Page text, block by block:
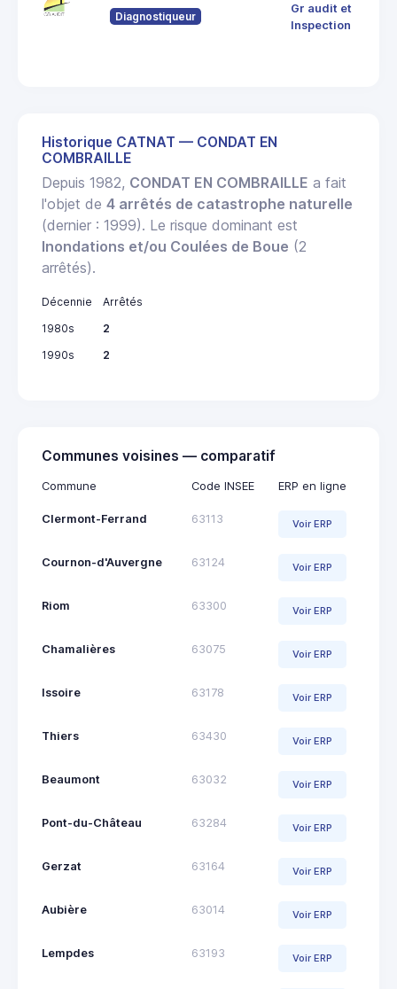
Diagnostiqueur
Gr audit et
Inspection
Historique CATNAT — CONDAT EN
COMBRAILLE
Depuis 1982, CONDAT EN COMBRAILLE a fait
l'objet de 4 arrêtés de catastrophe naturelle
(dernier : 1999). Le risque dominant est
Inondations et/ou Coulées de Boue (2
arrêtés).
Décennie
Arrêtés
1980s
2
1990s
2
Communes voisines — comparatif
Commune Code INSEE ERP en ligne
Clermont-Ferrand 63113 Voir ERP
Cournon-d'Auvergne 63124 Voir ERP
Riom 63300 Voir ERP
Chamalières 63075 Voir ERP
Issoire 63178 Voir ERP
Thiers 63430 Voir ERP
Beaumont 63032 Voir ERP
Pont-du-Château 63284 Voir ERP
Gerzat 63164 Voir ERP
Aubière 63014 Voir ERP
Lempdes 63193 Voir ERP